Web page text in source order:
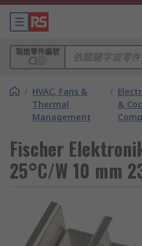
製造零件編號
/ HVAC, Fans &
Thermal
Management
/
&
Fischer
25°C/W 10 mm